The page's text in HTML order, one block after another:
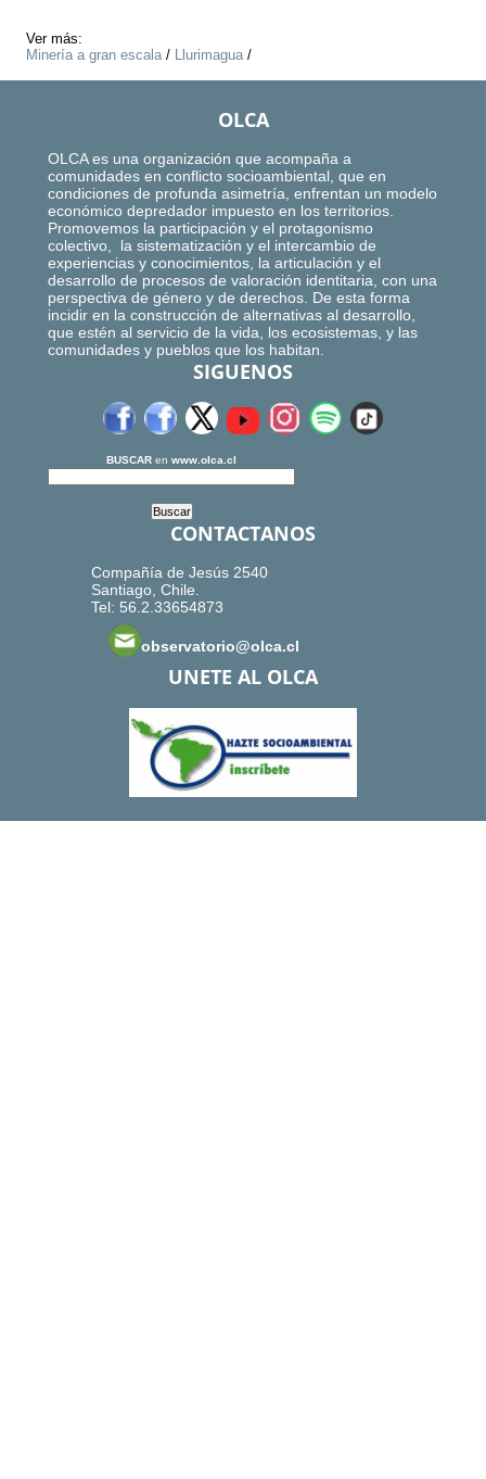
Ver más:
Minería a gran escala/ Llurimagua/
OLCA
OLCA es una organización que acompaña a
comunidades en conflicto socioambiental, que en
condiciones de profunda asimetría, enfrentan un modelo
económico depredador impuesto en los territorios.
Promovemos la participación y el protagonismo
colectivo, la sistematización y el intercambio de
experiencias y conocimientos, la articulación y el
desarrollo de procesos de valoración identitaria, con una
perspectiva de género y de derechos. De esta forma
incidir en la construcción de alternativas al desarrollo,
que estén al servicio de la vida, los ecosistemas, y las
comunidades y pueblos que los habitan.
SIGUENOS
BUSCAR en www.olca.cl
CONTACTANOS
Compañía de Jesús 2540
Santiago, Chile.
Tel: 56.2.33654873
observatorio@olca.cl
UNETE AL OLCA